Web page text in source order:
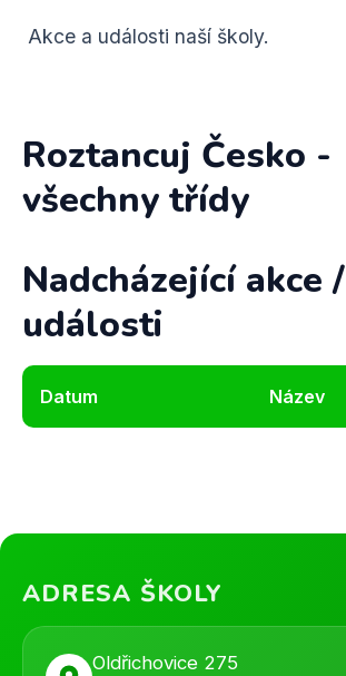
Akce a události naší školy.
Roztancuj Česko -
všechny třídy
Nadcházející akce /
události
Datum Název
ADRESA ŠKOLY
Oldřichovice 275